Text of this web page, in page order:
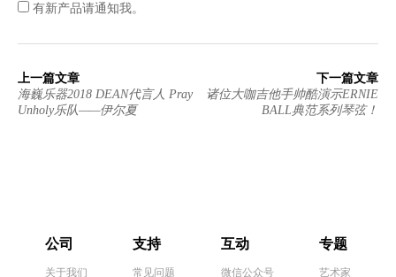
有新产品请通知我。
上一篇文章
海巍乐器2018 DEAN代言人 Pray
Unholy乐队——伊尔夏
下一篇文章
诸位大咖吉他手帅酷演示ERNIE
BALL典范系列琴弦！
公司
关于我们
支持
常见问题
互动
微信公众号
专题
艺术家